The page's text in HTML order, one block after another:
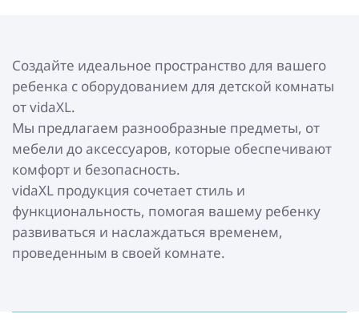
Создайте идеальное пространство для вашего
ребенка с оборудованием для детской комнаты
от vidaXL.
Мы предлагаем разнообразные предметы, от
мебели до аксессуаров, которые обеспечивают
комфорт и безопасность.
vidaXL продукция сочетает стиль и
функциональность, помогая вашему ребенку
развиваться и наслаждаться временем,
проведенным в своей комнате.